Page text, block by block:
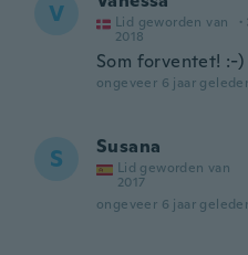
V
Lid geworden van
2018
·
Som forventet! :-)
ongeveer 6 jaar
S Susana
Lid geworden van
2017
ongeveer 6 jaar